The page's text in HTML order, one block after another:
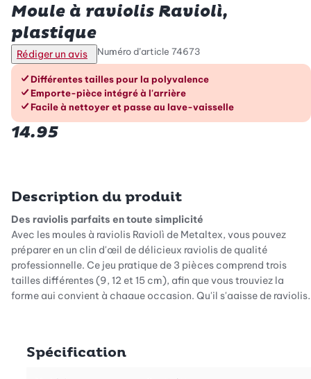
Moule à raviolis Raviolì,
plastique
Rédiger un avis Numéro d’article 74673
Les avantages en un coup d’œil
Différentes tailles pour la polyvalence
Emporte-pièce intégré à l'arrière
Facile à nettoyer et passe au lave-vaisselle
14.95
Description du produit
Des raviolis parfaits en toute simplicité
Avec les moules à raviolis Raviolì de Metaltex, vous pouvez
préparer en un clin d'œil de délicieux raviolis de qualité
professionnelle. Ce jeu pratique de 3 pièces comprend trois
tailles différentes (9, 12 et 15 cm), afin que vous trouviez la
forme qui convient à chaque occasion. Qu'il s'agisse de raviolis,
appétissantes.
Spécification